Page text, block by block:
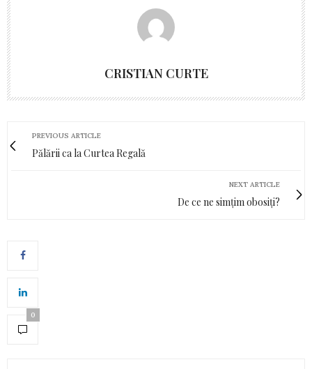
CRISTIAN CURTE
PREVIOUS ARTICLE
Pălării ca la Curtea Regală
NEXT ARTICLE
De ce ne simțim obosiți?
0